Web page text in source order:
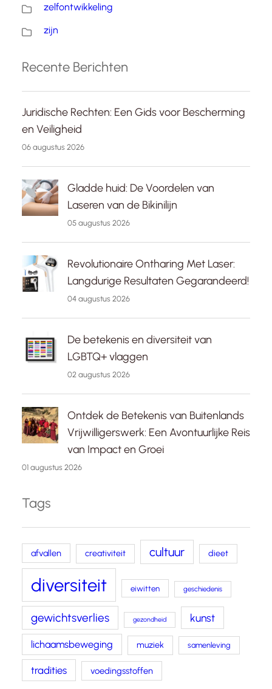
zelfontwikkeling
zijn
Recente Berichten
Juridische Rechten: Een Gids voor Bescherming
en Veiligheid
06 augustus 2026
Gladde huid: De Voordelen van
Laseren van de Bikinilijn
05 augustus 2026
Revolutionaire Ontharing Met Laser:
Langdurige Resultaten Gegarandeerd!
04 augustus 2026
De betekenis en diversiteit van
LGBTQ+ vlaggen
02 augustus 2026
Ontdek de Betekenis van Buitenlands
Vrijwilligerswerk: Een Avontuurlijke Reis
van Impact en Groei
01 augustus 2026
Tags
afvallen creativiteit cultuur dieet
diversiteit eiwitten geschiedenis
gewichtsverlies gezondheid kunst
lichaamsbeweging muziek samenleving
tradities voedingsstoffen